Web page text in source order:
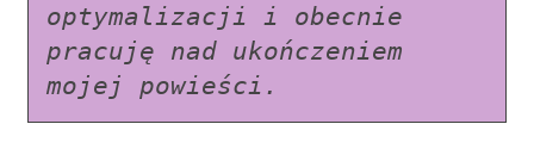
optymalizacji i obecnie
pracuję nad ukończeniem
mojej powieści.